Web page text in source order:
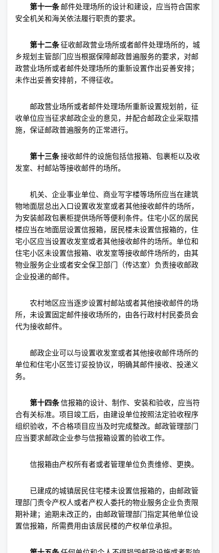
第十一条邮件处理场所的设计和建设，应当符合国家
安全机关和海关依法履行职责的要求。
第十二条征收邮政营业场所或者邮件处理场所的，城
乡规划主管部门应当根据保障邮政普遍服务的要求，对邮
政营业场所或者邮件处理场所的重新设置作出妥善安排；
未作出妥善安排前，不得征收。
邮政营业场所或者邮件处理场所重新设置规划前，征
收单位应当征求邮政企业的意见，并配合邮政企业采取措
施，保证邮政普遍服务的正常进行。
第十三条接收邮件的设施包括信报箱、包裹柜以及收
发室、村邮站等接收邮件的场所。
机关、企业事业单位、商业写字楼等场所应当在建筑
物地面层总出入口设置收发室或者其他接收邮件的场所，
为安装邮政包裹柜提供场所等便利条件。住宅小区的居民
楼应当在地面层设置信报箱，居民楼未设置信报箱的，住
宅小区应当设置收发室或者其他接收邮件的场所。单位和
住宅小区未设置信报箱、收发室等接收邮件场所的，由其
物业服务企业或者安全保卫部门（传达室）负责接收邮政
企业投递的邮件。
农村地区应当逐步设置村邮站或者其他接收邮件的场
所，未设置固定邮件接收场所的，由各行政村村民委员会
代为接收邮件。
邮政企业可以与设置收发室或者其他接收邮件场所的
单位和住宅小区签订妥投协议，明确其邮件接收、投递义
务。
第十四条信报箱的设计、制作、安装和验收，应当符
合有关标准。项目竣工后，由建设单位按照法定验收程序
组织验收，不合格项目应当及时完成整改。邮政管理部门
应当要求邮政企业参与信报箱设置的验收工作。
信报箱由产权所有者或者管理单位负责维修、更换。
已建成的城镇居民住宅楼未设置信报箱的，由邮政管
理部门责令产权人或者产权人委托的物业服务企业负责限
期补建；逾期未改正的，由邮政管理部门指定其他单位设
置信报箱，所需费用由该居民楼的产权单位承担。